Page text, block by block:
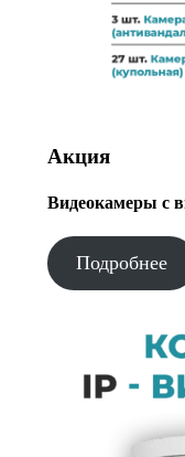
Акция
Видеокамеры с
Подробнее